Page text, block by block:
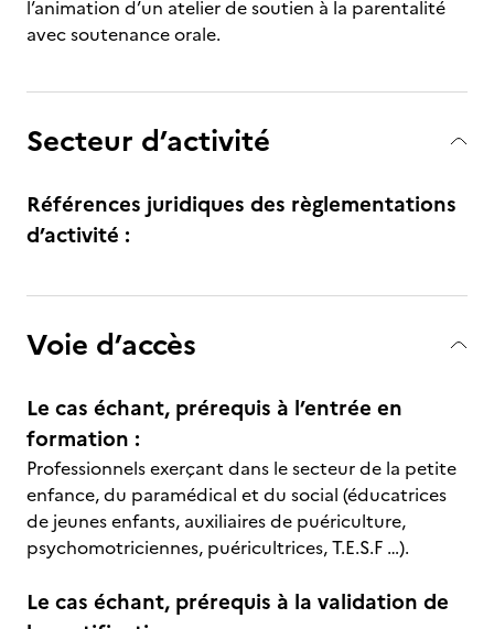
l’animation d’un atelier de soutien à la parentalité
avec soutenance orale.
Secteur d’activité
Références juridiques des règlementations
d’activité :
Voie d’accès
Le cas échant, prérequis à l’entrée en
formation :
Professionnels exerçant dans le secteur de la petite
enfance, du paramédical et du social (éducatrices
de jeunes enfants, auxiliaires de puériculture,
psychomotriciennes, puéricultrices, T.E.S.F …).
Le cas échant, prérequis à la validation de